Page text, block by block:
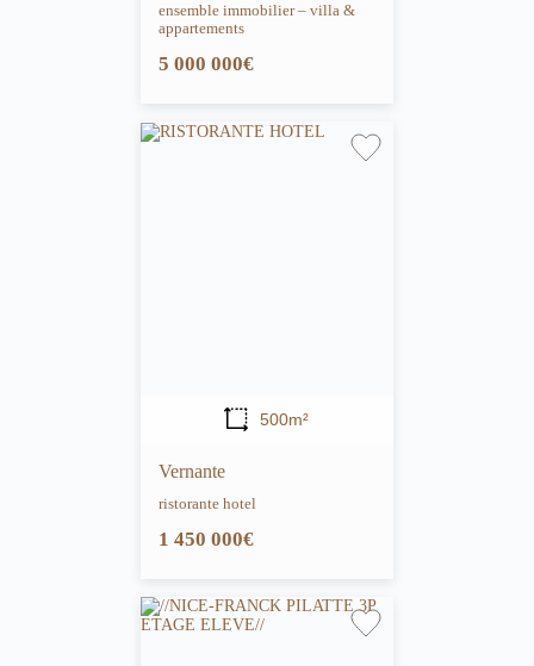
ensemble immobilier – villa &
appartements
5 000 000€
500m²
Vernante
ristorante hotel
1 450 000€